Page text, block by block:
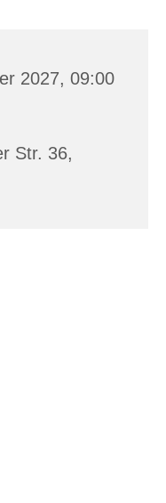
2027, 09:00
Str. 36,